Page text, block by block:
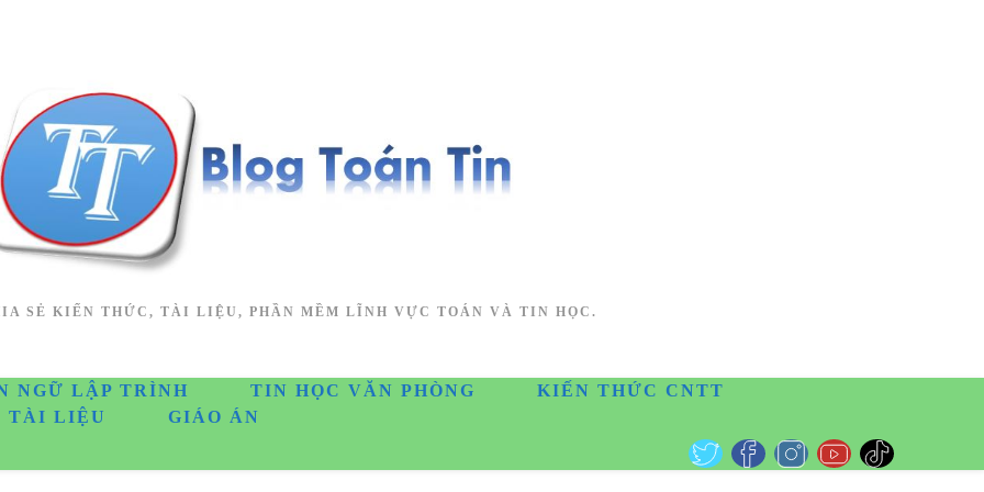
SẺ KIẾN THỨC, TÀI LIỆU, PHẦN MỀM LĨNH VỰC TOÁN VÀ TIN HỌC.
NGỮ LẬP TRÌNH TIN HỌC VĂN PHÒNG
KIẾN THỨC CNTT
TÀI LIỆU GIÁO ÁN